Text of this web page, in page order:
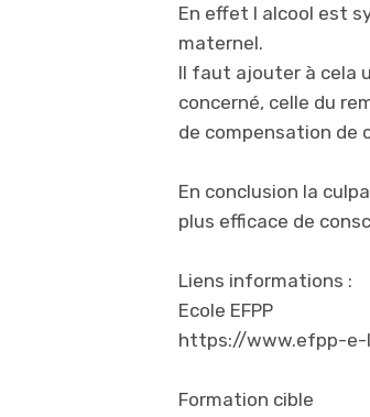
En effet l alcool est
maternel.
Il faut ajouter à cela
concerné, celle du
de compensation de
En conclusion la
plus efficace de
Liens informations :
Ecole EFPP
https://www.efpp-e-
Formation cible